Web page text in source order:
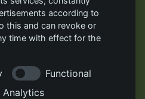
according to
this and can revoke or
time with effect for the
Functional
Analytics